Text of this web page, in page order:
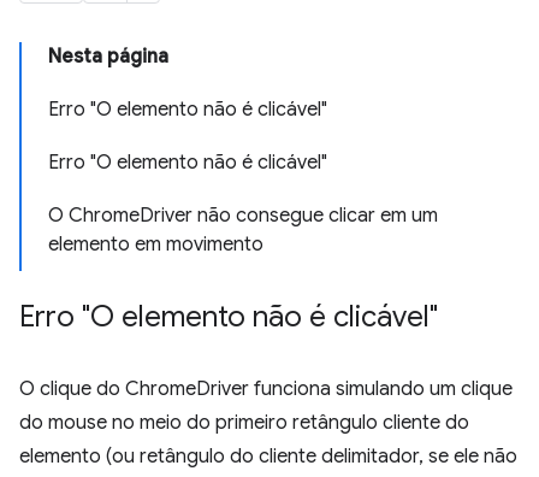
Nesta página
Erro "O elemento não é clicável"
Erro "O elemento não é clicável"
O ChromeDriver não consegue clicar em um
elemento em movimento
Erro "O elemento não é clicável"
O clique do ChromeDriver funciona simulando um clique
do mouse no meio do primeiro retângulo cliente do
elemento (ou retângulo do cliente delimitador, se ele não